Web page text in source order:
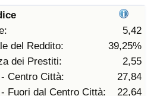
5,42
del Reddito:
39,25%
dei Prestiti:
2,55
Centro Città:
27,84
Fuori dal Centro Città:
22,64
(Corrente)
per Nazione